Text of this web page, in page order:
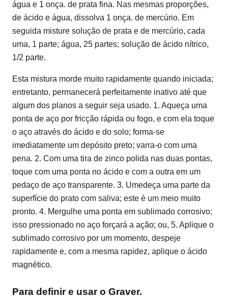
água e 1 onça. de prata fina. Nas mesmas proporções,
de ácido e água, dissolva 1 onça. de mercúrio. Em
seguida misture solução de prata e de mercúrio, cada
uma, 1 parte; água, 25 partes; solução de ácido nítrico,
1/2 parte.
Esta mistura morde muito rapidamente quando iniciada;
entretanto, permanecerá perfeitamente inativo até que
algum dos planos a seguir seja usado. 1. Aqueça uma
ponta de aço por fricção rápida ou fogo, e com ela toque
o aço através do ácido e do solo; forma-se
imediatamente um depósito preto; varra-o com uma
pena. 2. Com uma tira de zinco polida nas duas pontas,
toque com uma ponta no ácido e com a outra em um
pedaço de aço transparente. 3. Umedeça uma parte da
superfície do prato com saliva; este é um meio muito
pronto. 4. Mergulhe uma ponta em sublimado corrosivo;
isso pressionado no aço forçará a ação; ou, 5. Aplique o
sublimado corrosivo por um momento, despeje
rapidamente e, com a mesma rapidez, aplique o ácido
magnético.
Para definir e usar o Graver.